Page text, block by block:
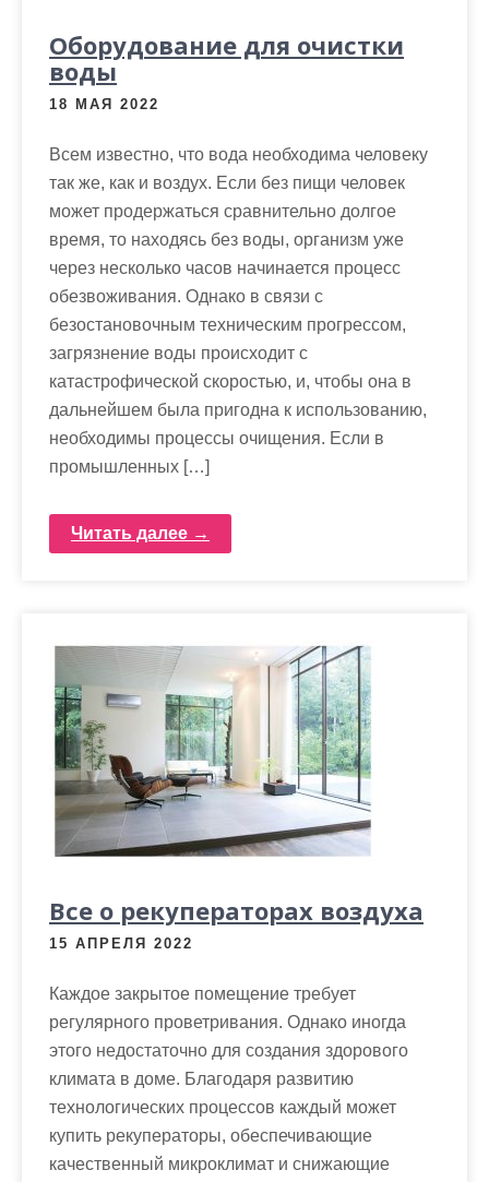
Оборудование для очистки
воды
18 МАЯ 2022
Всем известно, что вода необходима человеку
так же, как и воздух. Если без пищи человек
может продержаться сравнительно долгое
время, то находясь без воды, организм уже
через несколько часов начинается процесс
обезвоживания. Однако в связи с
безостановочным техническим прогрессом,
загрязнение воды происходит с
катастрофической скоростью, и, чтобы она в
дальнейшем была пригодна к использованию,
необходимы процессы очищения. Если в
промышленных […]
Читать далее →
Все о рекуператорах воздуха
15 АПРЕЛЯ 2022
Каждое закрытое помещение требует
регулярного проветривания. Однако иногда
этого недостаточно для создания здорового
климата в доме. Благодаря развитию
технологических процессов каждый может
купить рекуператоры, обеспечивающие
качественный микроклимат и снижающие